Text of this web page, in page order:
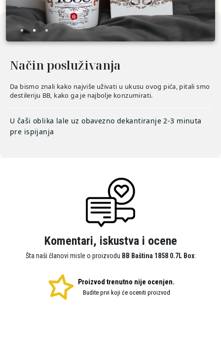
Način posluživanja
Da bismo znali kako najviše uživati u ukusu ovog pića, pitali smo
destileriju BB, kako ga je najbolje konzumirati.
U čaši oblika lale uz obavezno dekantiranje 2-3 minuta
pre ispijanja
Komentari, iskustva i ocene
Šta naši članovi misle o proizvodu BB Baština 1858 0.7L Box:
Proizvod trenutno nije ocenjen.
Budite prvi koji će oceniti proizvod